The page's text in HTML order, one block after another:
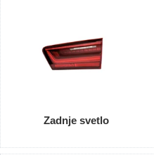
Zadnje svetlo